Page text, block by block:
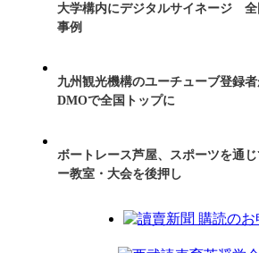
大学構内にデジタルサイネージ 全
事例
九州観光機構のユーチューブ登録
DMOで全国トップに
ボートレース芦屋、スポーツを通
ー教室・大会を後押し